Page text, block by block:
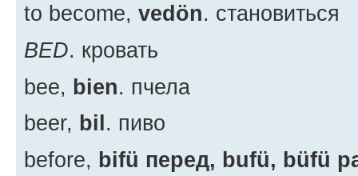
to become, vedön. становиться
BED. кровать
bee, bien. пчела
beer, bil. пиво
before, bifü перед, bufü, büfü